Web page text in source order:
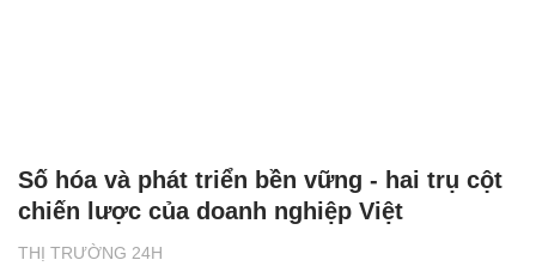
THỊ TRƯỜNG 24H
Số hóa và phát triển bền vững - hai trụ cột
chiến lược của doanh nghiệp Việt